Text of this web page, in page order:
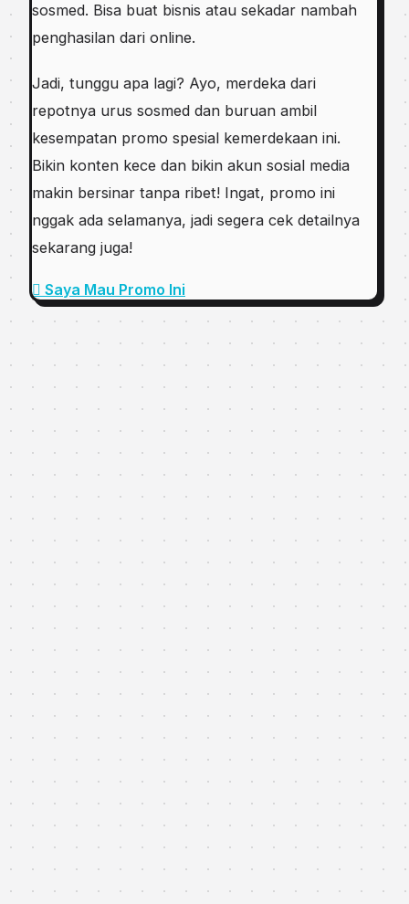
sosmed. Bisa buat bisnis atau sekadar nambah
penghasilan dari online.
Jadi, tunggu apa lagi? Ayo, merdeka dari
repotnya urus sosmed dan buruan ambil
kesempatan promo spesial kemerdekaan ini.
Bikin konten kece dan bikin akun sosial media
makin bersinar tanpa ribet! Ingat, promo ini
nggak ada selamanya, jadi segera cek detailnya
sekarang juga!
Saya Mau Promo Ini
Love your self
Suka artikelnya?
WhatsApp X / Twitter Facebook